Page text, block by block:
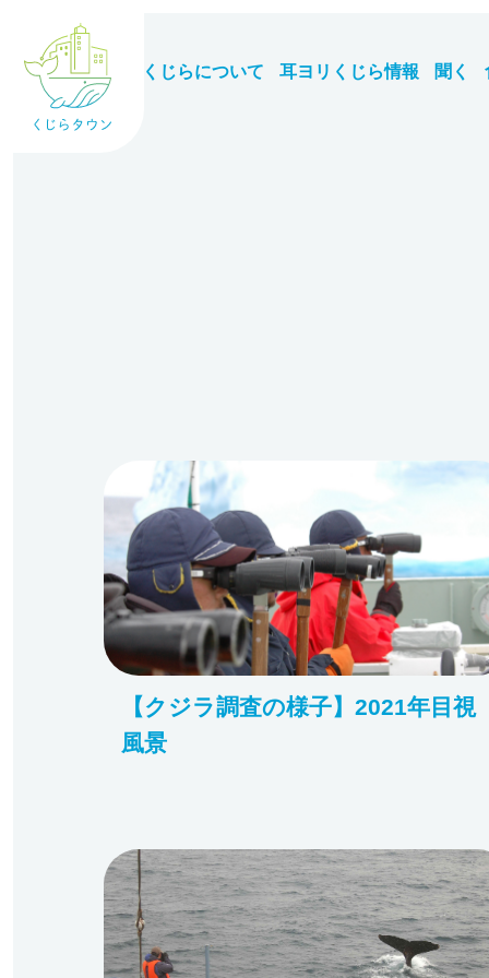
くじらについて 耳ヨリくじら情報 聞く
【クジラ調査の様子】2021年目視
風景